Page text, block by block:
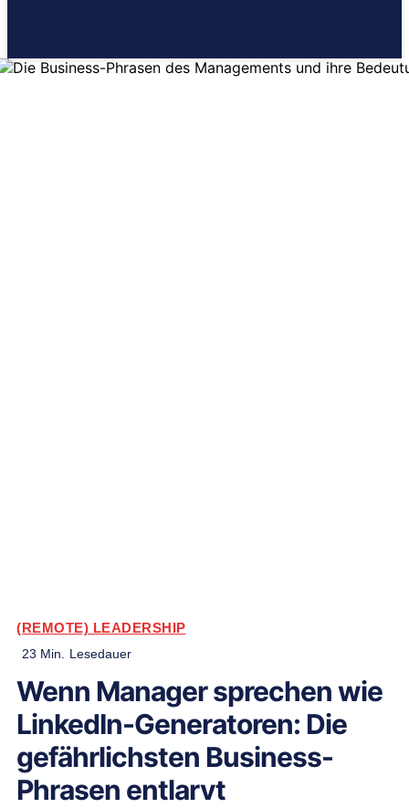
(REMOTE) LEADERSHIP
23 Min. Lesedauer
Wenn Manager sprechen wie
LinkedIn-Generatoren: Die
gefährlichsten Business-
Phrasen entlarvt